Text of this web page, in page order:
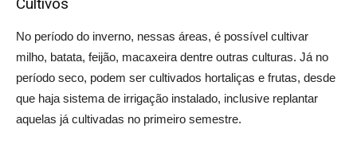
No período do inverno, nessas áreas, é possível cultivar
milho, batata, feijão, macaxeira dentre outras culturas. Já no
período seco, podem ser cultivados hortaliças e frutas, desde
que haja sistema de irrigação instalado, inclusive replantar
aquelas já cultivadas no primeiro semestre.